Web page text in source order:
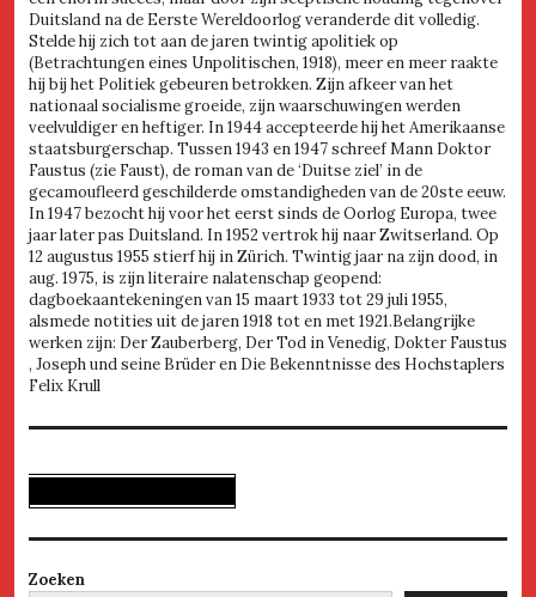
Duitsland na de Eerste Wereldoorlog veranderde dit volledig.
Stelde hij zich tot aan de jaren twintig apolitiek op
(Betrachtungen eines Unpolitischen, 1918), meer en meer raakte
hij bij het Politiek gebeuren betrokken. Zijn afkeer van het
nationaal socialisme groeide, zijn waarschuwingen werden
veelvuldiger en heftiger. In 1944 accepteerde hij het Amerikaanse
staatsburgerschap. Tussen 1943 en 1947 schreef Mann Doktor
Faustus (zie Faust), de roman van de ‘Duitse ziel’ in de
gecamoufleerd geschilderde omstandigheden van de 20ste eeuw.
In 1947 bezocht hij voor het eerst sinds de Oorlog Europa, twee
jaar later pas Duitsland. In 1952 vertrok hij naar Zwitserland. Op
12 augustus 1955 stierf hij in Zürich. Twintig jaar na zijn dood, in
aug. 1975, is zijn literaire nalatenschap geopend:
dagboekaantekeningen van 15 maart 1933 tot 29 juli 1955,
alsmede notities uit de jaren 1918 tot en met 1921.Belangrijke
werken zijn: Der Zauberberg, Der Tod in Venedig, Dokter Faustus
, Joseph und seine Brüder en Die Bekenntnisse des Hochstaplers
Felix Krull
Zoeken